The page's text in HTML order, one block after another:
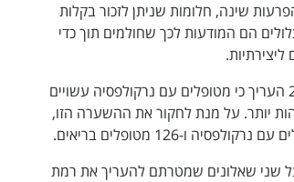
שינה, חלומות שניתן לזכור בקלות
הם המודעות לכך שחולמים תוך כדי
שנערך בשנת 2019 העריך כי מטופלים עם נרקולפסיה עשויים
יותר. על מנת לחקור את ההשערה הזו,
שני שאלונים שמטרתם להעריך את רמת